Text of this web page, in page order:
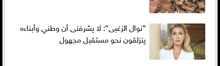
”نوال الزغبى”: لا يشرفنى أن وطني وأبناءه
ينزلقون نحو مستقبل مجهول